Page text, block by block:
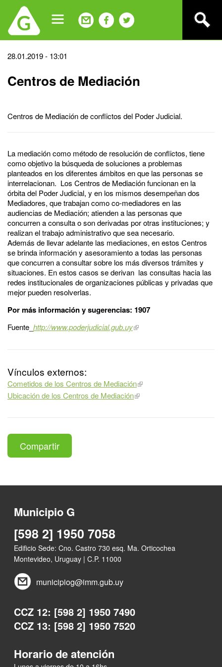
navigation
Back
top
28.01.2019 - 13:01
Centros de Mediación
Centros de Mediación de conflictos del Poder Judicial.
La mediación como método de resolución de conflictos, tiene
como objetivo la búsqueda de soluciones a problemas
planteados en los diferentes ámbitos en que las personas se
interrelacionan. Los Centros de Mediación funcionan en la
órbita del Poder Judicial, y en los mismos desempeñan dos
Mediadores, que trabajan como co-mediadores en las
audiencias de Mediación; atienden a las personas que
concurren a consulta o son derivadas por otras instituciones; y
realizan el trabajo administrativo que sea necesario.
Además de llevar adelante las mediaciones, en estos Centros
se brinda información y asesoramiento a todas las personas
que concurren a consultar sobre los más diversos trámites y
situaciones. En estos casos se derivan las consultas hacia las
redes institucionales de organizaciones públicas y privadas que
mejor pueden resolverlas.
Por más información y sugerencias: 1907
Fuente_ http://www.poderjudicial.gub.uy
Vínculos externos:
Cometidos de los Centros de Mediación
Ubicación de los Centros de Mediación
Compartir
Municipio G
[598 2] 1950 7058
Edificio Sede: Cno. Castro 730 esq. Ma. Orticochea
Montevideo, Uruguay | C.P. 11000
municipiog@imm.gub.uy
CCZ 12: [598 2] 1950 7490
CCZ 13: [598 2] 1950 7520
Horario de atención